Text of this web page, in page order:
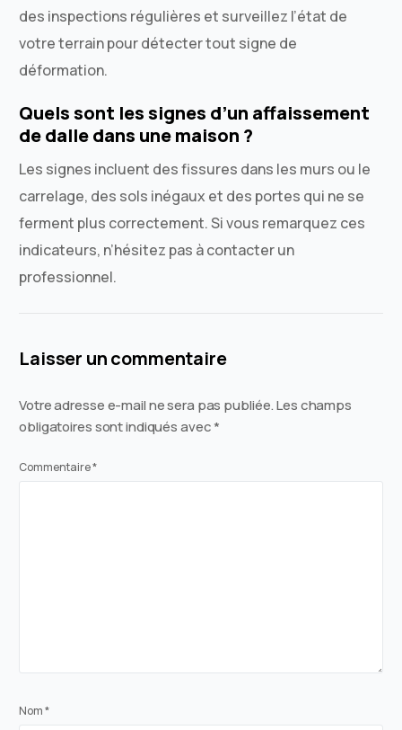
des inspections régulières et surveillez l’état de
votre terrain pour détecter tout signe de
déformation.
Quels sont les signes d’un affaissement
de dalle dans une maison ?
Les signes incluent des fissures dans les murs ou le
carrelage, des sols inégaux et des portes qui ne se
ferment plus correctement. Si vous remarquez ces
indicateurs, n’hésitez pas à contacter un
professionnel.
Laisser un commentaire
Votre adresse e-mail ne sera pas publiée.Les champs
obligatoires sont indiqués avec*
Commentaire*
Nom*